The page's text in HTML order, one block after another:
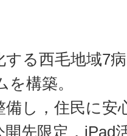
する西毛地域7
を構築。
備し，住民に安
先限定，iPad